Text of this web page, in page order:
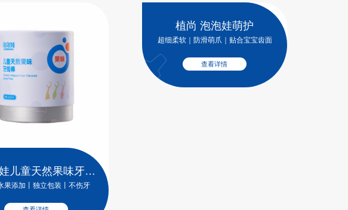
儿童天然果味牙线
棒
果添加丨独立包装丨不伤牙
植尚 泡泡娃萌护
超细柔软｜防滑萌爪｜贴合宝宝齿面
查看详情